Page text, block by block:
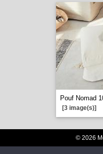
Pouf Nomad
[3 image(s)]
© 2026